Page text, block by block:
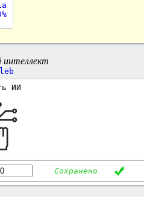
интеллект
Gleb
ИИ
Сохранено